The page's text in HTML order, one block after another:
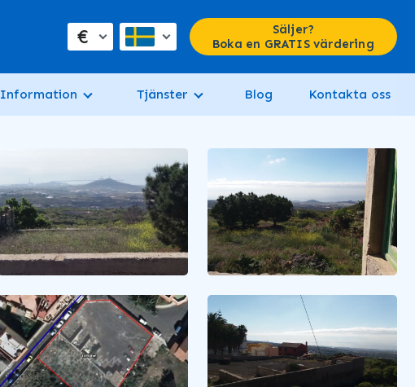
€
Säljer?
Boka en GRATIS värdering
Information Tjänster Blog Kontakta oss